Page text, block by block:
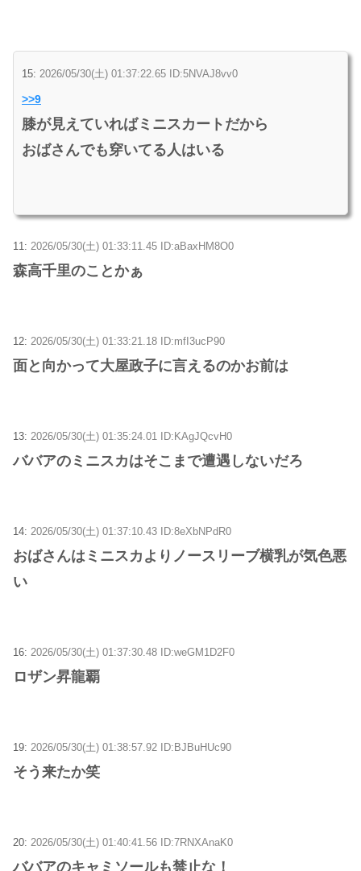
15: 2026/05/30(土) 01:37:22.65 ID:5NVAJ8vv0
>>9
膝が見えていればミニスカートだから
おばさんでも穿いてる人はいる
11: 2026/05/30(土) 01:33:11.45 ID:aBaxHM8O0
森高千里のことかぁ
12: 2026/05/30(土) 01:33:21.18 ID:mfI3ucP90
面と向かって大屋政子に言えるのかお前は
13: 2026/05/30(土) 01:35:24.01 ID:KAgJQcvH0
ババアのミニスカはそこまで遭遇しないだろ
14: 2026/05/30(土) 01:37:10.43 ID:8eXbNPdR0
おばさんはミニスカよりノースリーブ横乳が気色悪
い
16: 2026/05/30(土) 01:37:30.48 ID:weGM1D2F0
ロザン昇龍覇
19: 2026/05/30(土) 01:38:57.92 ID:BJBuHUc90
そう来たか笑
20: 2026/05/30(土) 01:40:41.56 ID:7RNXAnaK0
ババアのキャミソールも禁止な！